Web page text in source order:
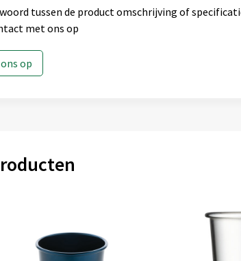
tussen de product omschrijving of
met ons op
op